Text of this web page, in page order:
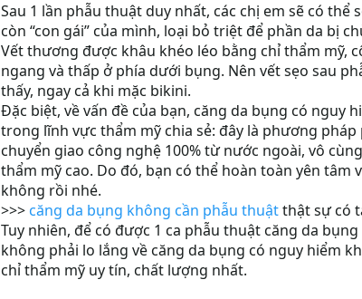
Sau 1 lần phẫu thuật duy nhất, các chị em sẽ có
còn “con gái” của mình, loại bỏ triệt để phần da bị
Vết thương được khâu khéo léo bằng chỉ thẩm mỹ,
ngang và thấp ở phía dưới bụng. Nên vết sẹo sau
thấy, ngay cả khi mặc bikini.
Đặc biệt, về vấn đề của bạn, căng da bụng có nguy
trong lĩnh vực thẩm mỹ chia sẻ: đây là phương
chuyển giao công nghệ 100% từ nước ngoài, vô
thẩm mỹ cao. Do đó, bạn có thể hoàn toàn yên tâm
không rồi nhé.
>>> căng da bụng không cần phẫu thuậtthật sự có
Tuy nhiên, để có được 1 ca phẫu thuật căng da
không phải lo lắng về căng da bụng có nguy hiểm
chỉ thẩm mỹ uy tín, chất lượng nhất.